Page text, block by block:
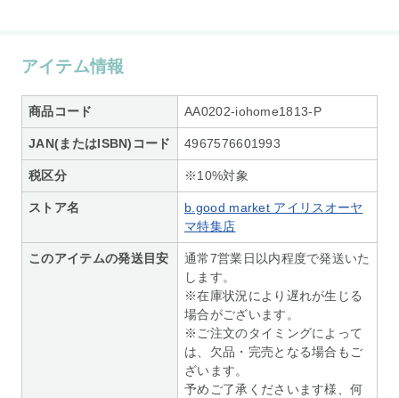
アイテム情報
商品コード AA0202-iohome1813-P
JAN(またはISBN)コード 4967576601993
税区分 ※10%対象
ストア名
b.good market アイリスオーヤ
マ特集店
このアイテムの発送目安
通常7営業日以内程度で発送いた
します。
※在庫状況により遅れが生じる
場合がございます。
※ご注文のタイミングによって
は、欠品・完売となる場合もご
ざいます。
予めご了承くださいます様、何